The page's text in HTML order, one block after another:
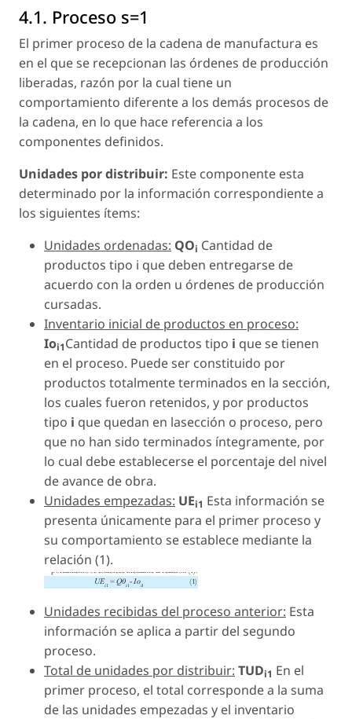
4.1. Proceso s=1
El primer proceso de la cadena de manufactura es
en el que se recepcionan las órdenes de producción
liberadas, razón por la cual tiene un
comportamiento diferente a los demás procesos de
la cadena, en lo que hace referencia a los
componentes definidos.
Unidades por distribuir: Este componente esta
determinado por la información correspondiente a
los siguientes ítems:
Unidades ordenadas: QOi Cantidad de
productos tipo i que deben entregarse de
acuerdo con la orden u órdenes de producción
cursadas.
Inventario inicial de productos en proceso:
Ioi1Cantidad de productos tipo i que se tienen
en el proceso. Puede ser constituido por
productos totalmente terminados en la sección,
los cuales fueron retenidos, y por productos
tipo i que quedan en lasección o proceso, pero
que no han sido terminados íntegramente, por
lo cual debe establecerse el porcentaje del nivel
de avance de obra.
Unidades empezadas: UEi1 Esta información se
presenta únicamente para el primer proceso y
su comportamiento se establece mediante la
relación (1).
Unidades recibidas del proceso anterior: Esta
información se aplica a partir del segundo
proceso.
Total de unidades por distribuir: TUDi1 En el
primer proceso, el total corresponde a la suma
de las unidades empezadas y el inventario